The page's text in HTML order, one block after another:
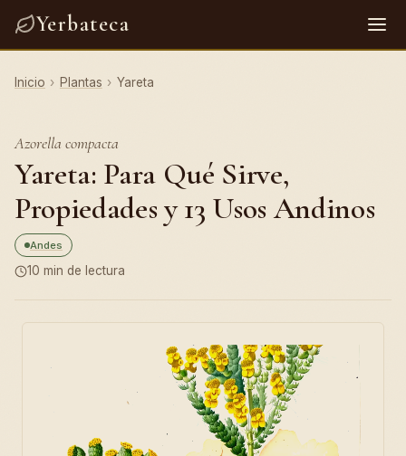
Yerbateca
Inicio › Plantas › Yareta
Azorella compacta
Yareta: Para Qué Sirve,
Propiedades y 13 Usos Andinos
Andes
10 min de lectura